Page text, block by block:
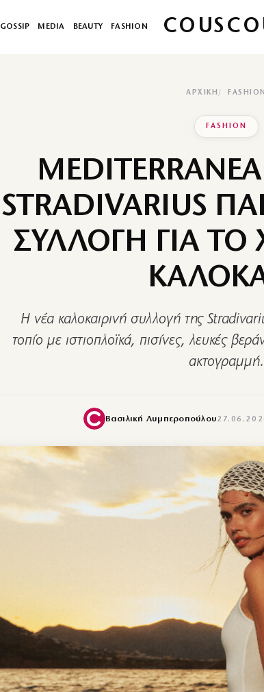
GOSSIP MEDIA BEAUTY FASHION
ΑΡΧΙΚΉ FASHION
FASHION
STRADIVARIUS
ΣΥΛΛΟΓΗ ΓΙΑ ΤΟ
Η νέα καλοκαιρινή συλλογή της
τοπίο με ιστιοπλοϊκά, πισίνες, λευκές
ακτογραμμή.
Βασιλική Λυμπεροπούλου